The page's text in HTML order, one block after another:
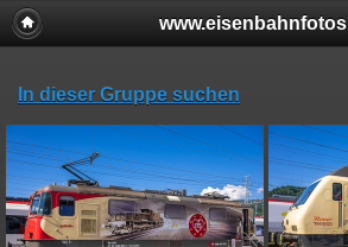
In dieser Gruppe suchen